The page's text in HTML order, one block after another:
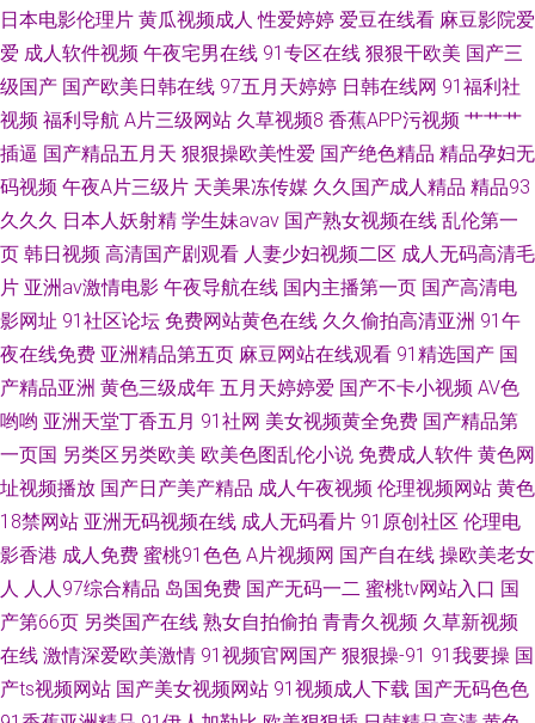
日本电影伦理片 黄瓜视频成人 性爱婷婷 爱豆在线看 麻豆影院爱
爱 成人软件视频 午夜宅男在线 91专区在线 狠狠干欧美 国产三
级国产 国产欧美日韩在线 97五月天婷婷 日韩在线网 91福利社
视频 福利导航 A片三级网站 久草视频8 香蕉APP污视频 艹艹艹
插逼 国产精品五月天 狠狠操欧美性爱 国产绝色精品 精品孕妇无
码视频 午夜A片三级片 天美果冻传媒 久久国产成人精品 精品93
久久久 日本人妖射精 学生妹avav 国产熟女视频在线 乱伦第一
页 韩日视频 高清国产剧观看 人妻少妇视频二区 成人无码高清毛
片 亚洲av激情电影 午夜导航在线 国内主播第一页 国产高清电
影网址 91社区论坛 免费网站黄色在线 久久偷拍高清亚洲 91午
夜在线免费 亚洲精品第五页 麻豆网站在线观看 91精选国产 国
产精品亚洲 黄色三级成年 五月天婷婷爱 国产不卡小视频 AV色
哟哟 亚洲天堂丁香五月 91社网 美女视频黄全免费 国产精品第
一页国 另类区另类欧美 欧美色图乱伦小说 免费成人软件 黄色网
址视频播放 国产日产美产精品 成人午夜视频 伦理视频网站 黄色
18禁网站 亚洲无码视频在线 成人无码看片 91原创社区 伦理电
影香港 成人免费 蜜桃91色色 A片视频网 国产自在线 操欧美老女
人 人人97综合精品 岛国免费 国产无码一二 蜜桃tv网站入口 国
产第66页 另类国产在线 熟女自拍偷拍 青青久视频 久草新视频
在线 激情深爱欧美激情 91视频官网国产 狠狠操-91 91我要操 国
产ts视频网站 国产美女视频网站 91视频成人下载 国产无码色色